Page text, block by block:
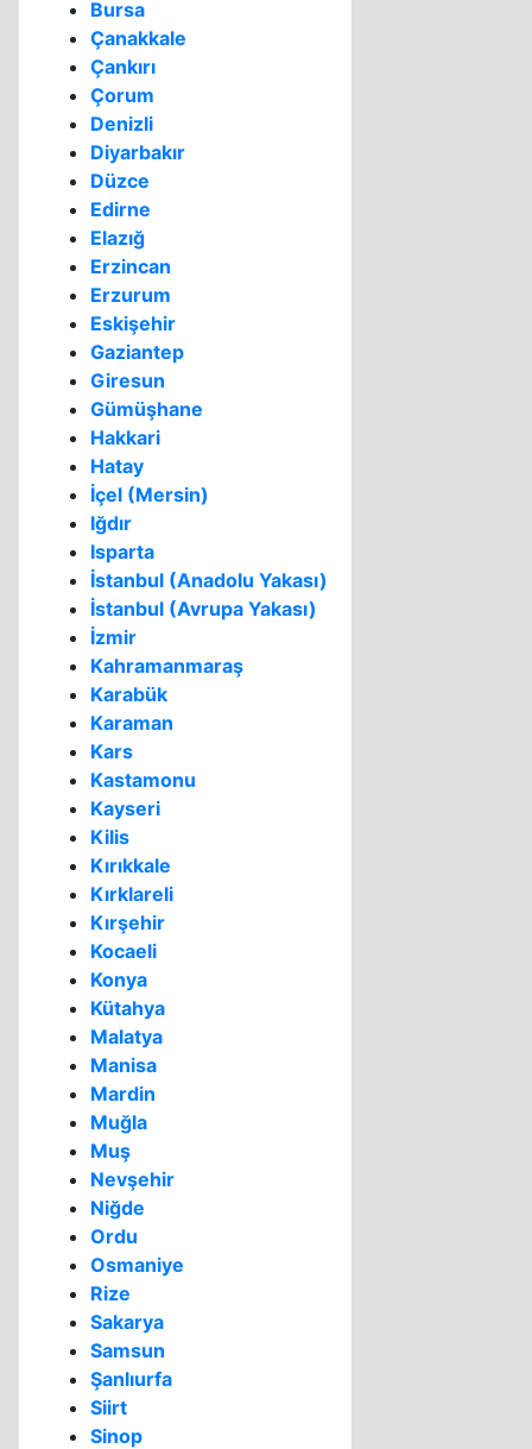
Bursa
Çanakkale
Çankırı
Çorum
Denizli
Diyarbakır
Düzce
Edirne
Elazığ
Erzincan
Erzurum
Eskişehir
Gaziantep
Giresun
Gümüşhane
Hakkari
Hatay
İçel (Mersin)
Iğdır
Isparta
İstanbul (Anadolu Yakası)
İstanbul (Avrupa Yakası)
İzmir
Kahramanmaraş
Karabük
Karaman
Kars
Kastamonu
Kayseri
Kilis
Kırıkkale
Kırklareli
Kırşehir
Kocaeli
Konya
Kütahya
Malatya
Manisa
Mardin
Muğla
Muş
Nevşehir
Niğde
Ordu
Osmaniye
Rize
Sakarya
Samsun
Şanlıurfa
Siirt
Sinop